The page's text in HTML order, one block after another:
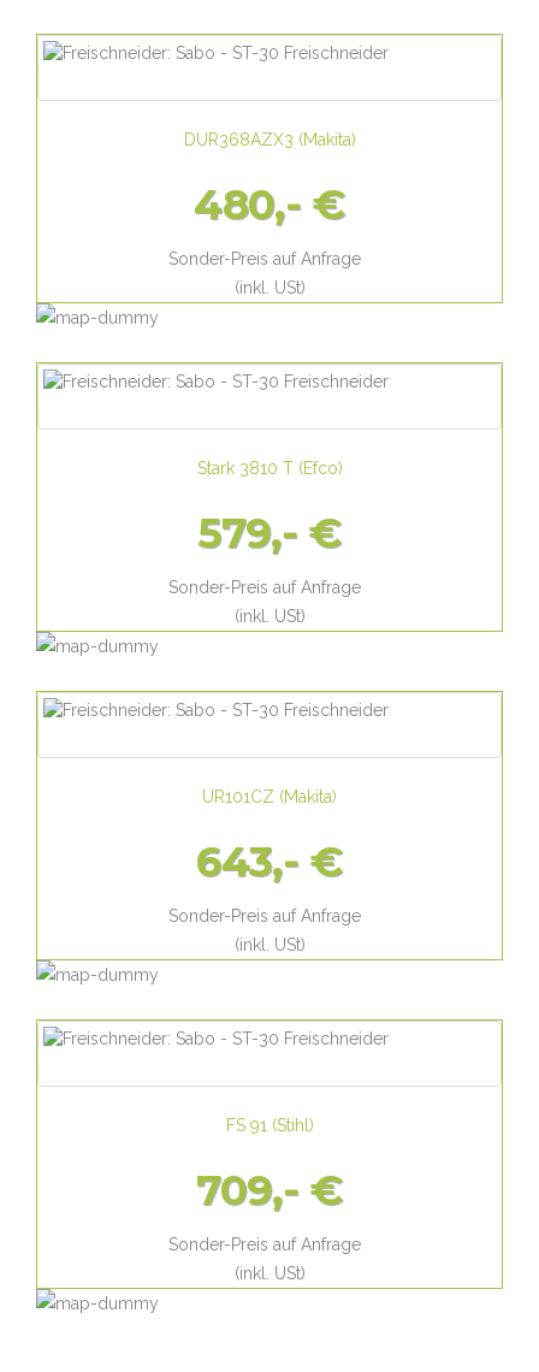
DUR368AZX3 (Makita)
480,- €
Sonder-Preis auf Anfrage
(inkl. USt)
Stark 3810 T(Efco)
579,- €
Sonder-Preis auf Anfrage
(inkl. USt)
UR101CZ (Makita)
643,- €
Sonder-Preis auf Anfrage
(inkl. USt)
FS 91 (Stihl )
709,- €
Sonder-Preis auf Anfrage
(inkl. USt)